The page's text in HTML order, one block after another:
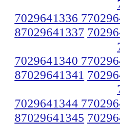
7029641336
87029641337
7029641340
87029641341
7029641344
87029641345